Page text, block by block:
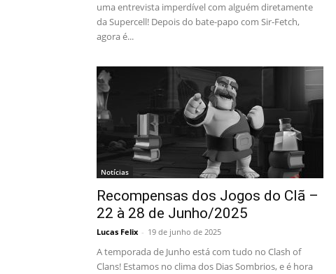
uma entrevista imperdível com alguém diretamente
da Supercell! Depois do bate-papo com Sir-Fetch,
agora é...
Notícias
Recompensas dos Jogos do Clã –
22 à 28 de Junho/2025
Lucas Felix - 19 de junho de 2025
A temporada de Junho está com tudo no Clash of
Clans! Estamos no clima dos Dias Sombrios, e é hora